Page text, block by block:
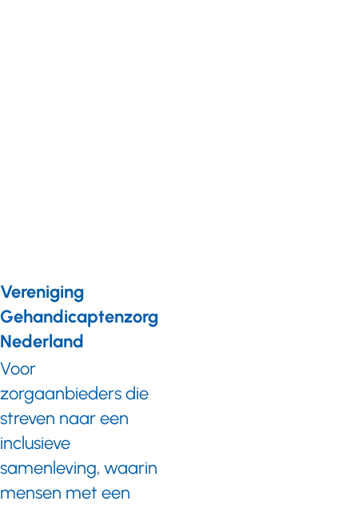
Vereniging
Gehandicaptenzorg
Nederland
Voor
zorgaanbieders die
streven naar een
inclusieve
samenleving, waarin
mensen met een